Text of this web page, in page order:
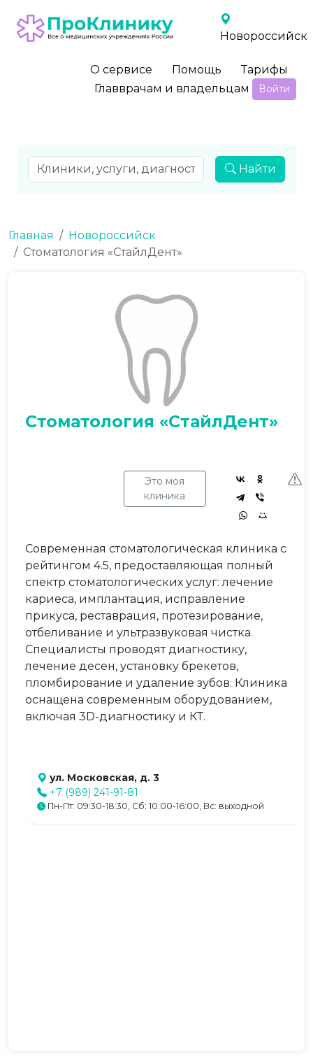
Новороссийск
О сервисе Помощь
Тарифы
Главврачам и владельцам
Войти
Найти
Главная
Новороссийск
Стоматология «СтайлДент»
Стоматология «СтайлДент»
Это моя
клиника
Современная стоматологическая клиника с
рейтингом 4.5, предоставляющая полный
спектр стоматологических услуг: лечение
кариеса, имплантация, исправление
прикуса, реставрация, протезирование,
отбеливание и ультразвуковая чистка.
Специалисты проводят диагностику,
лечение десен, установку брекетов,
пломбирование и удаление зубов. Клиника
оснащена современным оборудованием,
включая 3D-диагностику и КТ.
ул. Московская, д. 3
+7 (989) 241-91-81
Пн-Пт: 09:30-18:30, Сб: 10:00-16:00, Вс: выходной